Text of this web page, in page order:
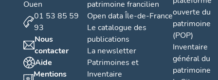
Ouen
01 53 85 59
93
Nous
contacter
Aide
Mentions
patrimoine francilien
Open data Île-de-France
Le catalogue des
publications
La newsletter
Patrimoines et
Inventaire
ouverte du
patrimoine
(POP)
Inventaire
général du
patrimoine